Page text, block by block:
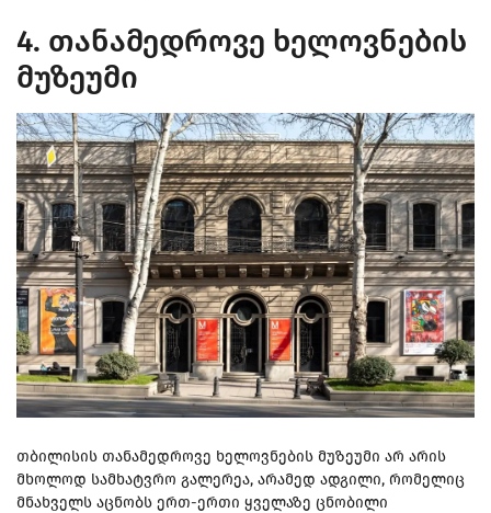
4. თანამედროვე ხელოვნების
მუზეუმი
თბილისის თანამედროვე ხელოვნების მუზეუმი არ არის
მხოლოდ სამხატვრო გალერეა, არამედ ადგილი, რომელიც
მნახველს აცნობს ერთ-ერთი ყველაზე ცნობილი